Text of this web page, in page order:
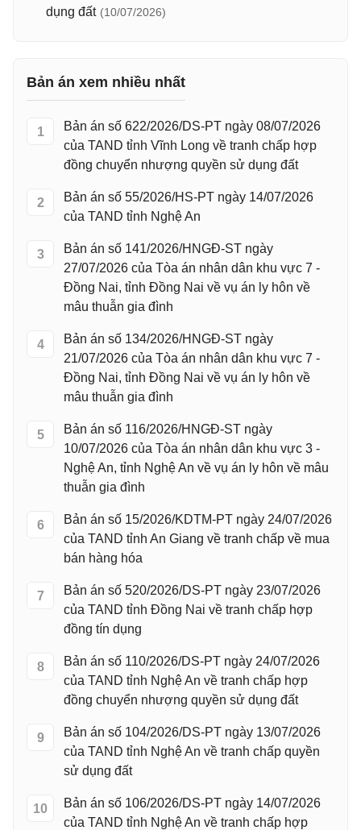
dụng đất (10/07/2026)
Bản án xem nhiều nhất
1
Bản án số 622/2026/DS-PT ngày 08/07/2026
của TAND tỉnh Vĩnh Long về tranh chấp hợp
đồng chuyển nhượng quyền sử dụng đất
2
Bản án số 55/2026/HS-PT ngày 14/07/2026
của TAND tỉnh Nghệ An
3
Bản án số 141/2026/HNGĐ-ST ngày
27/07/2026 của Tòa án nhân dân khu vực 7 -
Đồng Nai, tỉnh Đồng Nai về vụ án ly hôn về
mâu thuẫn gia đình
4
Bản án số 134/2026/HNGĐ-ST ngày
21/07/2026 của Tòa án nhân dân khu vực 7 -
Đồng Nai, tỉnh Đồng Nai về vụ án ly hôn về
mâu thuẫn gia đình
5
Bản án số 116/2026/HNGĐ-ST ngày
10/07/2026 của Tòa án nhân dân khu vực 3 -
Nghệ An, tỉnh Nghệ An về vụ án ly hôn về mâu
thuẫn gia đình
6
Bản án số 15/2026/KDTM-PT ngày 24/07/2026
của TAND tỉnh An Giang về tranh chấp về mua
bán hàng hóa
7
Bản án số 520/2026/DS-PT ngày 23/07/2026
của TAND tỉnh Đồng Nai về tranh chấp hợp
đồng tín dụng
8
Bản án số 110/2026/DS-PT ngày 24/07/2026
của TAND tỉnh Nghệ An về tranh chấp hợp
đồng chuyển nhượng quyền sử dụng đất
9
Bản án số 104/2026/DS-PT ngày 13/07/2026
của TAND tỉnh Nghệ An về tranh chấp quyền
sử dụng đất
10
Bản án số 106/2026/DS-PT ngày 14/07/2026
của TAND tỉnh Nghệ An về tranh chấp hợp